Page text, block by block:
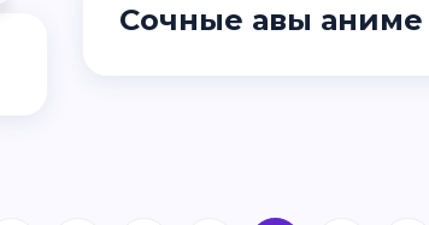
Сочные авы аниме